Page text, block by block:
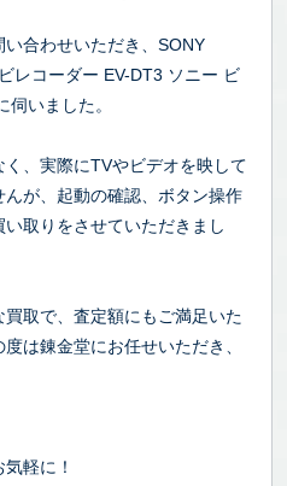
合わせいただき、SONY
レコーダー EV-DT3 ソニー ビ
いました。
、実際にTVやビデオを映して
が、起動の確認、ボタン操作
取りをさせていただきまし
取で、査定額にもご満足いた
は錬金堂にお任せいただき、
軽に！